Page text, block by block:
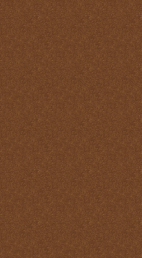
de Jesús en la Eucaristía
remotepost@sancta-missa-
cotidiana.org
Reparación
Ser Eucaristía
Sin etiqueta
Transubstanciación
Un milagro de amor